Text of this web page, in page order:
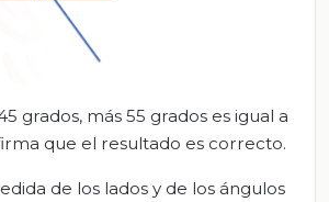
grados, más 55 grados es igual a
que el resultado es correcto.
de los lados y de los ángulos